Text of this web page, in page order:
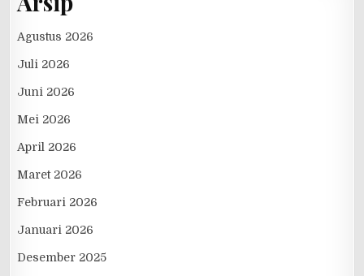
Agustus 2026
Juli 2026
Juni 2026
Mei 2026
April 2026
Maret 2026
Februari 2026
Januari 2026
Desember 2025